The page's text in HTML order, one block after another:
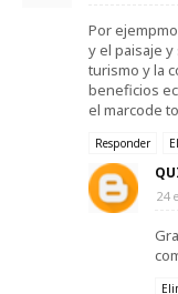
Por
y el paisaje
turismo y la
beneficios
el marcode
Responder
24